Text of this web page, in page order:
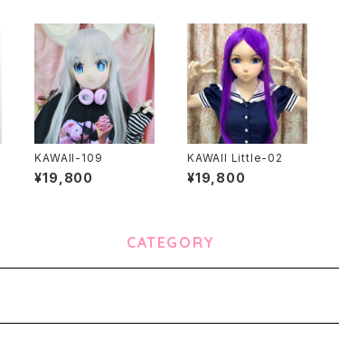
KAWAII-109
¥19,800
KAWAII Little-02
¥19,800
CATEGORY